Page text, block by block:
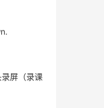
屏（录课